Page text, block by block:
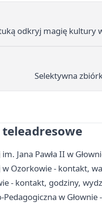
odkryj magię kultury
Selektywna
im. Jana Pawła II w
w Ozorkowie - kontakt,
- kontakt, godziny,
w